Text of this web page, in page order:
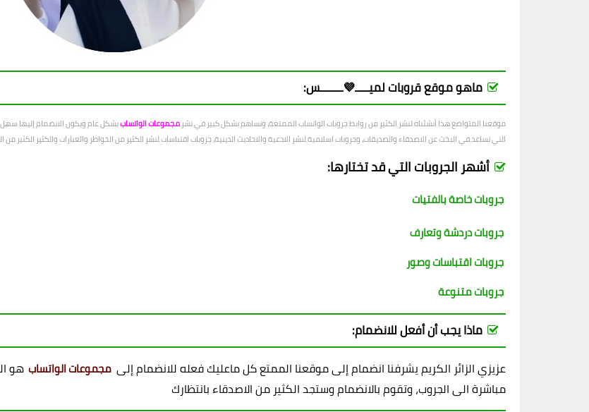
ماهو موقع قروبات لميـــــ💜ــــــــس:
موقعنا المتواضع هذا أنشئناه لنشر الكثير من روابط جروبات الواتساب الممتعة، ونساهم بشكل كبير في نشر مجموعات الواتساببشكل عام ويكون الانضمام إليها سهل
التي تساعد في البحث عن الاصدقاء والصديقات، وجروبات اسلامية لنشر الادعية والاحاديث الدينية، جروبات اقتباسات لنشر الكثير من الخواطر والعبارات والكثير الكثير
أشهر الجروبات التي قد تختارها:
جروبات خاصة بالفتيات
جروبات دردشة وتعارف
جروبات اقتباسات وصور
جروبات متنوعة
ماذا يجب أن أفعل للانضمام:
عزيزي الزائر الكريم يشرفنا انضمام إلى موقعنا الممتع كل ماعليك فعله للانضمام إلى مجموعات الواتساب هو
مباشرة الى الجروب، وتقوم بالانضمام وستجد الكثير من الاصدقاء بانتظارك